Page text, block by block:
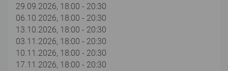
29.09.2026, 18:00 - 20:30
06.10.2026, 18:00 - 20:30
13.10.2026, 18:00 - 20:30
03.11.2026, 18:00 - 20:30
10.11.2026, 18:00 - 20:30
17.11.2026, 18:00 - 20:30